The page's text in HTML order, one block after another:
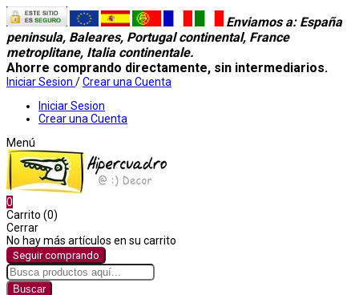
Enviamos a: España
peninsula, Baleares, Portugal continental, France
metroplitane, Italia continentale.
Ahorre comprando directamente, sin intermediarios.
Iniciar Sesion /Crear una Cuenta
Iniciar Sesion
Crear una Cuenta
Menú
0
Carrito (0)
Cerrar
No hay más artículos en su carrito
Seguir comprando
Buscar